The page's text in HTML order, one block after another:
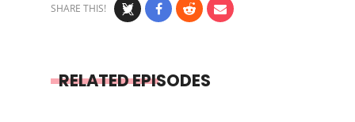
SHARE THIS!
RELATED EPISODES